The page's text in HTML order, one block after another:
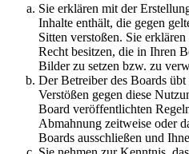
Sie erklären mit der
Inhalte enthält, die gegen
Sitten verstoßen. Sie
Recht besitzen, die in Ihren
Bilder zu setzen bzw. zu
Der Betreiber des Boards
Verstößen gegen diese
Board veröffentlichten
Abmahnung zeitweise oder
Boards ausschließen und